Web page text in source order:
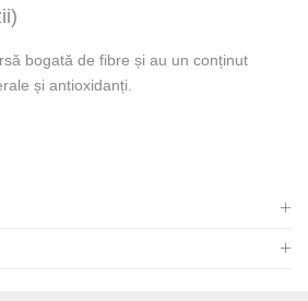
bogată de fibre și au un conținut
și antioxidanți.